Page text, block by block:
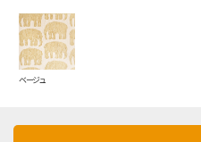
ベージュ